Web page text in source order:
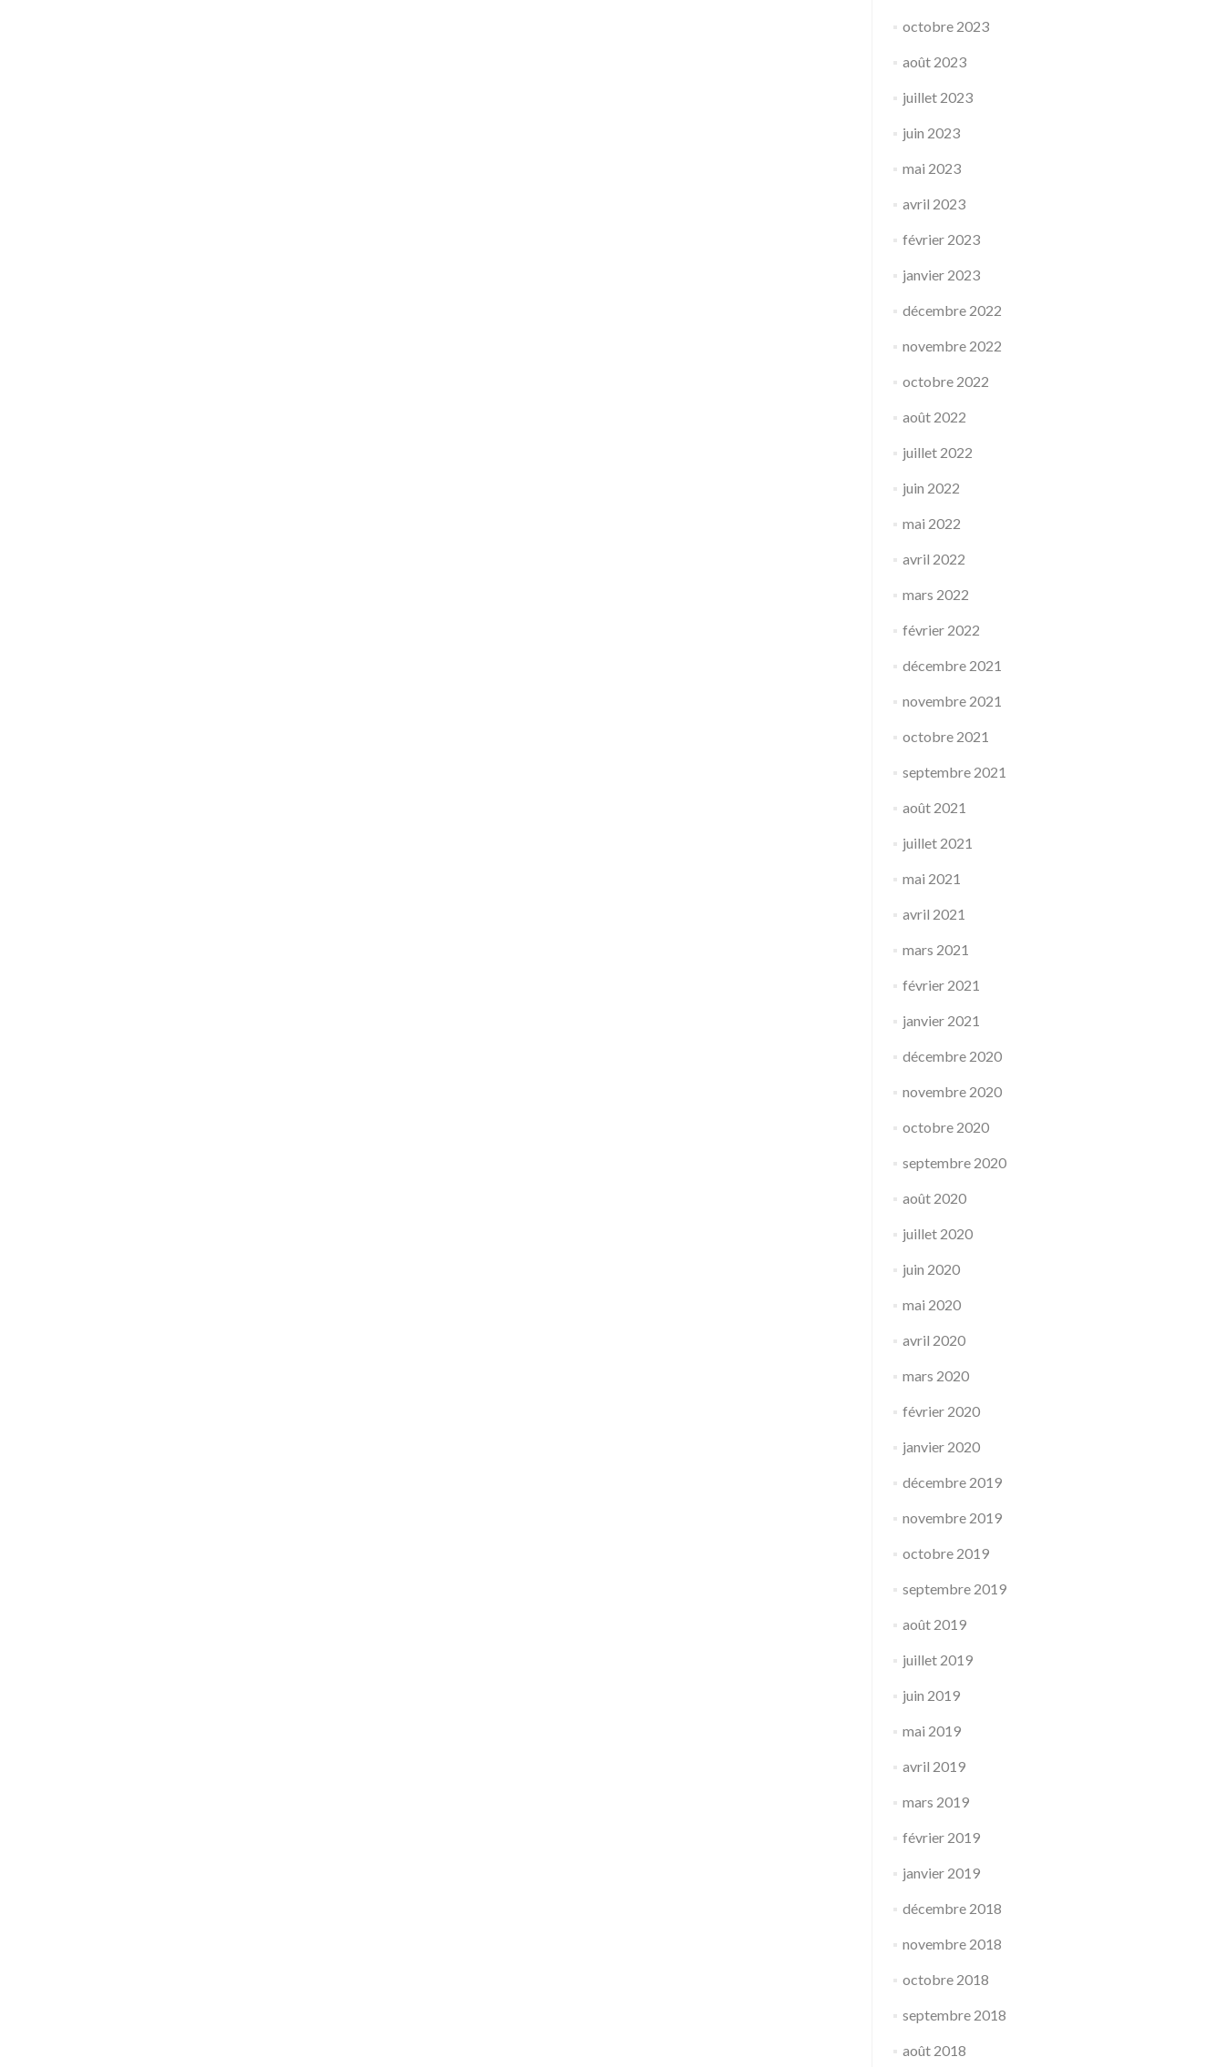
octobre 2023
août 2023
juillet 2023
juin 2023
mai 2023
avril 2023
février 2023
janvier 2023
décembre 2022
novembre 2022
octobre 2022
août 2022
juillet 2022
juin 2022
mai 2022
avril 2022
mars 2022
février 2022
décembre 2021
novembre 2021
octobre 2021
septembre 2021
août 2021
juillet 2021
mai 2021
avril 2021
mars 2021
février 2021
janvier 2021
décembre 2020
novembre 2020
octobre 2020
septembre 2020
août 2020
juillet 2020
juin 2020
mai 2020
avril 2020
mars 2020
février 2020
janvier 2020
décembre 2019
novembre 2019
octobre 2019
septembre 2019
août 2019
juillet 2019
juin 2019
mai 2019
avril 2019
mars 2019
février 2019
janvier 2019
décembre 2018
novembre 2018
octobre 2018
septembre 2018
août 2018